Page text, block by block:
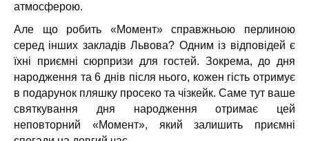
атмосферою.
Але що робить «Момент» справжньою перлиною
серед інших закладів Львова? Одним із відповідей є
їхні приємні сюрпризи для гостей. Зокрема, до дня
народження та 6 днів після нього, кожен гість отримує
в подарунок пляшку просеко та чізкейк. Саме тут ваше
святкування дня народження отримає цей
неповторний «Момент», який залишить приємні